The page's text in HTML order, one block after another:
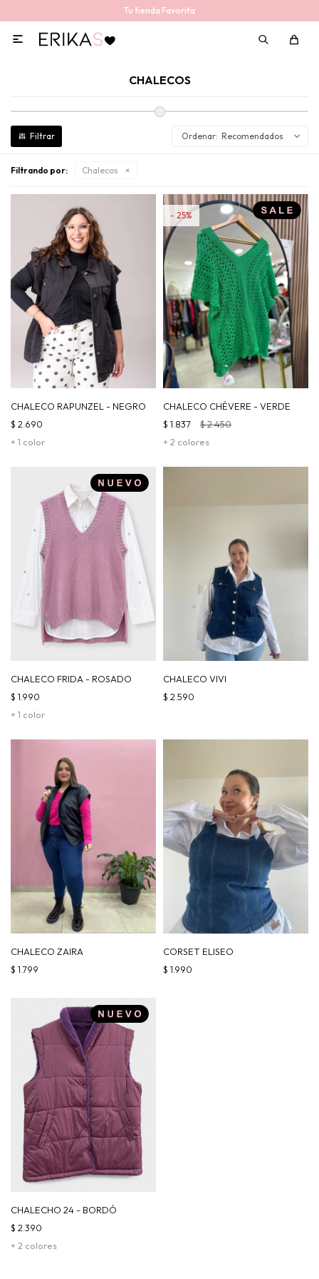
Tu tienda Favorita

CHALECOS
Recomendados
Filtrando por: Chalecos
CHALECO RAPUNZEL - NEGRO
+ 1 color
$ 2.690
CHALECO CHÉVERE - VERDE
+ 2 colores
$ 1.837 $2.450
25
CHALECO FRIDA - ROSADO
+ 1 color
$ 1.990
CHALECO VIVI
$ 2.590
CHALECO ZAIRA
$ 1.799
CORSET ELISEO
$ 1.990
CHALECHO 24 - BORDÓ
+ 2 colores
$ 2.390